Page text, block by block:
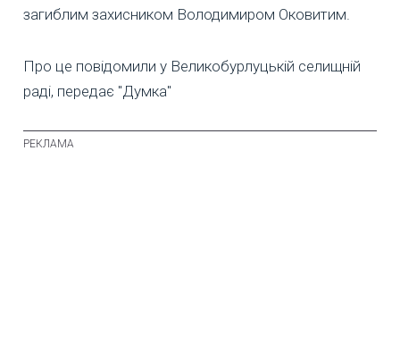
загиблим захисником Володимиром Оковитим.
Про це повідомили у Великобурлуцькій селищній
раді, передає "Думка"